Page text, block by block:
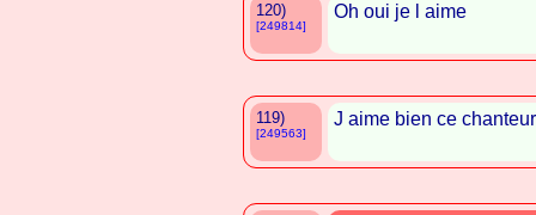
120)
[249814]
Oh oui je l aime
119)
[249563]
J aime bien ce chanteur